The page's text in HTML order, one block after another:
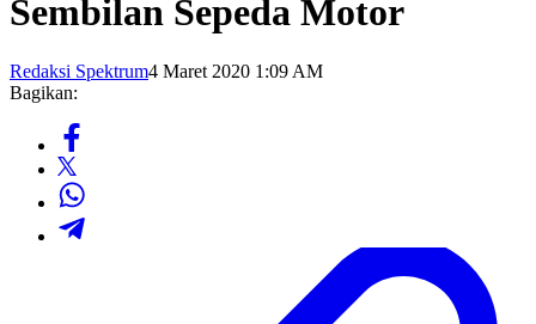
Sembilan Sepeda Motor
Redaksi Spektrum4 Maret 2020 1:09 AM
Bagikan: